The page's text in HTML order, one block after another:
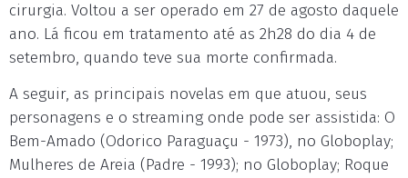
cirurgia. Voltou a ser operado em 27 de agosto daquele
ano. Lá ficou em tratamento até as 2h28 do dia 4 de
setembro, quando teve sua morte confirmada.
A seguir, as principais novelas em que atuou, seus
personagens e o streaming onde pode ser assistida: O
Bem-Amado (Odorico Paraguaçu - 1973), no Globoplay;
Mulheres de Areia (Padre - 1993); no Globoplay; Roque